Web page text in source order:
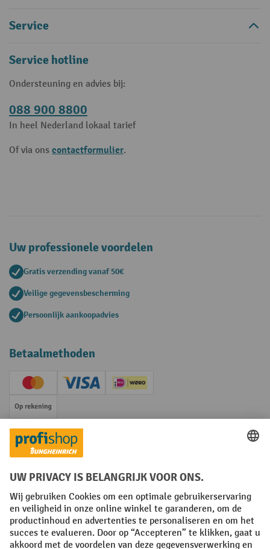
Service
Service hotline
Ondersteuning en advies bij:
088 900 8800
In heel Nederland lokaal tarief
Of via ons contactformulier.
Uw professionele voordelen
Gratis verzending vanaf 50€
Veilige gegevensbescherming
Persoonlijk aankoopadvies
Betaalmethoden
Creditcard (Master)Creditcard (Visa)iDEAL | Wero
Op rekening
Sociale netwerken
Facebook
YouTube
LinkedIn
Instagram
Algemene leveringsvoorwaarden Copyright